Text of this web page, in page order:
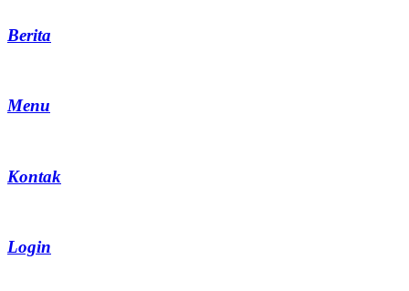
Berita
Menu
Kontak
Login